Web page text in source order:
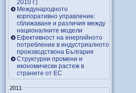
2010 г.)
Международното
корпоративно управление:
сближаване и различия между
националните модели
Ефективност на енергийното
потребление в индустриалното
производствона България
Структурни промени и
икономически растеж в
страните от ЕС
2011